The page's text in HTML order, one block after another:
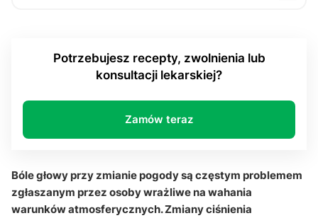
Jak ciśnienie atmosferyczne i zmiany temperatury
wpływają na migrenę?
Czy meteopatia zawsze oznacza migrenę lub bóle
Czy warunki atmosferyczne naprawdę wpływają na
układ nerwowy?
Potrzebujesz recepty, zwolnienia lub
konsultacji lekarskiej?
Zamów teraz
Bóle głowy przy zmianie pogody są częstym problemem
zgłaszanym przez osoby wrażliwe na wahania
warunków atmosferycznych. Zmiany ciśnienia